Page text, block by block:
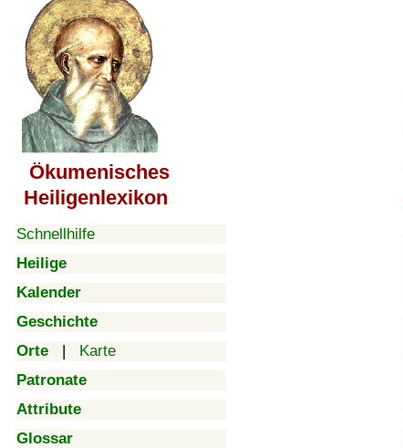
Ökumenisches
Heiligenlexikon
Schnellhilfe
Heilige
Kalender
Geschichte
Orte | Karte
Patronate
Attribute
Glossar